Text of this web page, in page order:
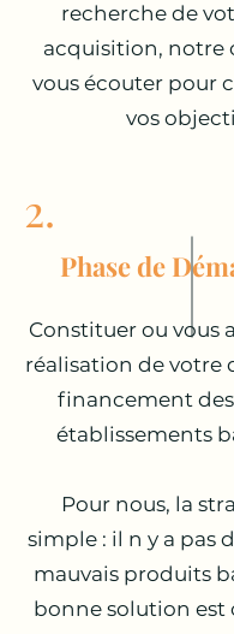
recherche de
acquisition, notre
vous écouter pour
vos
2.
Phase de
Constituer ou vous
réalisation de votre
financement
établissements
Pour nous, la
simple : il n y a pas
mauvais produits
bonne solution est